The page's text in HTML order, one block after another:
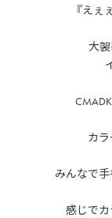
『え
大
カ
みんなで
感じで